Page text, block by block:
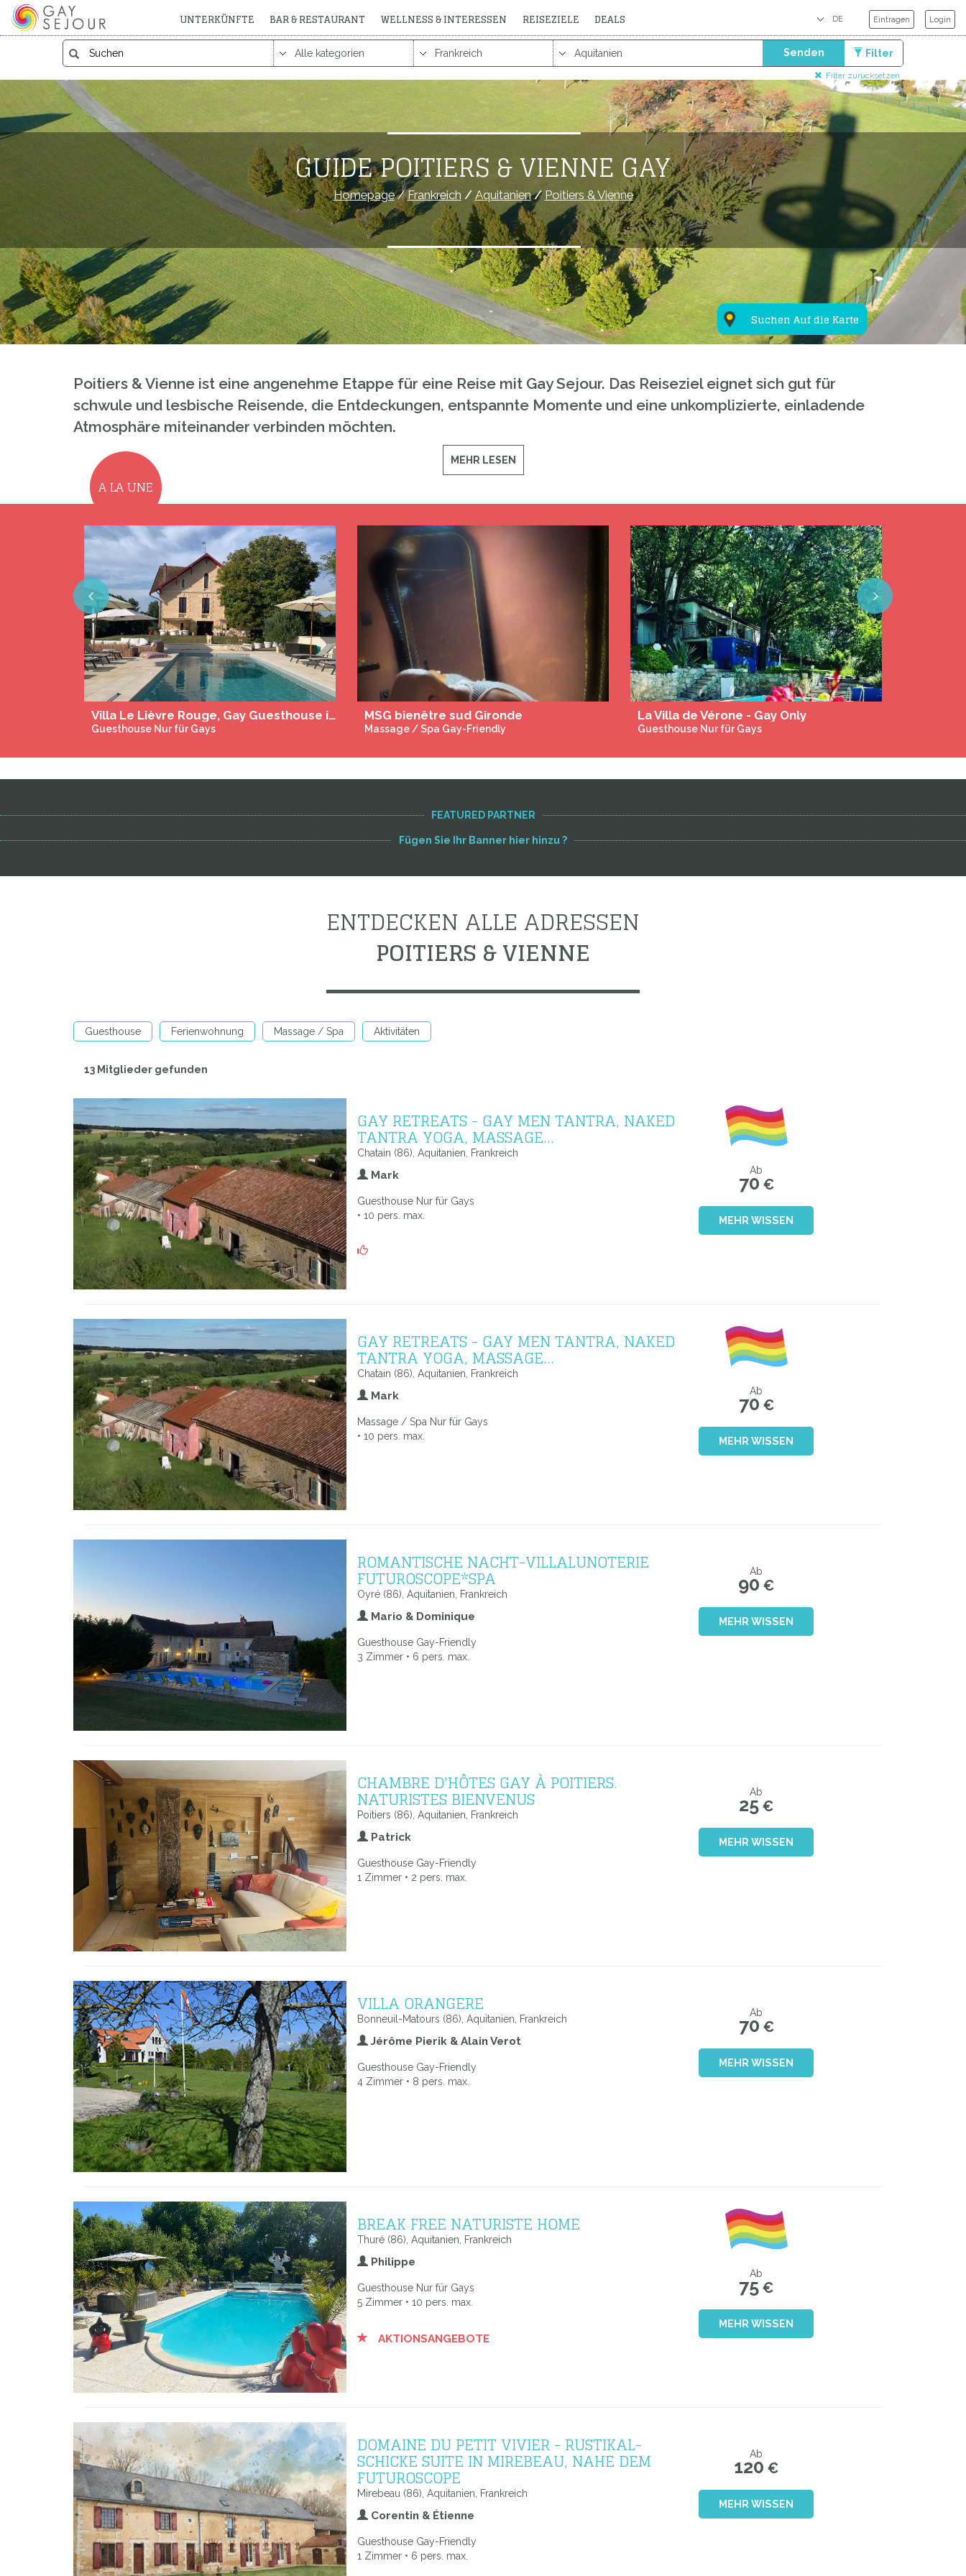
UNTERKÜNFTE BAR & RESTAURANT WELLNESS & INTERESSEN REISEZIELE DEALS Eintragen Login
Senden Filter
Filter zurücksetzen
Suchen Auf die Karte
GUIDE POITIERS & VIENNE GAY
Homepage/Frankreich / Aquitanien/ Poitiers & Vienne
Poitiers & Vienne ist eine angenehme Etappe für eine Reise mit Gay Sejour. Das Reiseziel eignet sich gut für
schwule und lesbische Reisende, die Entdeckungen, entspannte Momente und eine unkomplizierte, einladende
Atmosphäre miteinander verbinden möchten.
MEHR LESEN
A LA UNE
Previous Next
Break free naturiste home
Guesthouse Nur für Gays
FEATURED PARTNER
Fügen Sie Ihr Banner hier hinzu ?
ENTDECKEN ALLE ADRESSEN
POITIERS & VIENNE
Guesthouse Ferienwohnung Massage / Spa Aktivitäten
13 Mitglieder gefunden
GAY RETREATS - GAY MEN TANTRA, NAKED
TANTRA YOGA, MASSAGE...
Chatain (86), Aquitanien, Frankreich
Mark
Guesthouse Nur für Gays
• 10 pers. max.
Ab
70 €
MEHR WISSEN
GAY RETREATS - GAY MEN TANTRA, NAKED
TANTRA YOGA, MASSAGE...
Chatain (86), Aquitanien, Frankreich
Mark
Massage / Spa Nur für Gays
• 10 pers. max.
Ab
70 €
MEHR WISSEN
ROMANTISCHE NACHT-VILLALUNOTERIE
FUTUROSCOPE*SPA
Oyré (86), Aquitanien, Frankreich
Mario & Dominique
Guesthouse Gay-Friendly
3 Zimmer • 6 pers. max.
Ab
90 €
MEHR WISSEN
CHAMBRE D'HÔTES GAY À POITIERS.
NATURISTES BIENVENUS
Poitiers (86), Aquitanien, Frankreich
Patrick
Guesthouse Gay-Friendly
1 Zimmer • 2 pers. max.
Ab
25 €
MEHR WISSEN
VILLA ORANGERE
Bonneuil-Matours (86), Aquitanien, Frankreich
Jérôme Pierik & Alain Verot
Guesthouse Gay-Friendly
4 Zimmer • 8 pers. max.
Ab
70 €
MEHR WISSEN
BREAK FREE NATURISTE HOME
Thuré (86), Aquitanien, Frankreich
Philippe
Guesthouse Nur für Gays
5 Zimmer • 10 pers. max.
AKTIONSANGEBOTE
Ab
75 €
MEHR WISSEN
DOMAINE DU PETIT VIVIER - RUSTIKAL-
SCHICKE SUITE IN MIREBEAU, NAHE DEM
FUTUROSCOPE
Mirebeau (86), Aquitanien, Frankreich
Corentin & Étienne
Guesthouse Gay-Friendly
1 Zimmer • 6 pers. max.
Ab
120 €
MEHR WISSEN